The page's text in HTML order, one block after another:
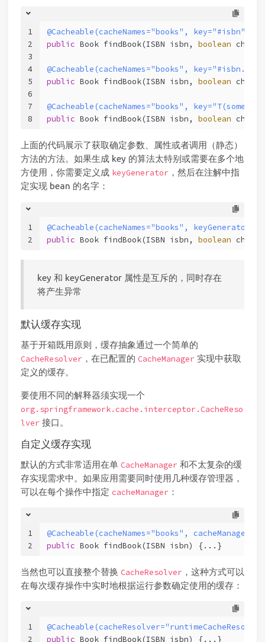
1
2
3
4
5
6
7
8
@Cacheable(cacheNames="books", key="#isbn")
public Book findBook(ISBN isbn, boolean
@Cacheable(cacheNames="books",
public Book findBook(ISBN isbn, boolean
@Cacheable(cacheNames="books",
public Book findBook(ISBN isbn, boolean
上面的代码展示了获取确定参数、属性或者调用（静态）
方法的方法。如果生成 key 的算法太特别或需要在多个地
方使用，你需要定义成 keyGenerator ，然后在注解中指
定实现 bean 的名字：
1
2
@Cacheable(cacheNames="books",
public Book findBook(ISBN isbn, boolean
key 和 keyGenerator 属性是互斥的，同时存在
将产生异常
默认缓存实现
基于开箱既用原则，缓存抽象通过一个简单的
CacheResolver ，在已配置的 CacheManager 实现中获取
定义的缓存。
要使用不同的解释器须实现一个
org.springframework.cache.interceptor.CacheReso
lver 接口。
自定义缓存实现
默认的方式非常适用在单 CacheManager 和不太复杂的缓
存实现需求中。如果应用需要同时使用几种缓存管理器，
可以在每个操作中指定 cacheManager ：
1
2
@Cacheable(cacheNames="books",
public Book findBook(ISBN isbn) {...}
当然也可以直接整个替换 CacheResolver ，这种方式可以
在每次缓存操作中实时地根据运行参数确定使用的缓存：
1
2
public Book findBook(ISBN isbn) {...}